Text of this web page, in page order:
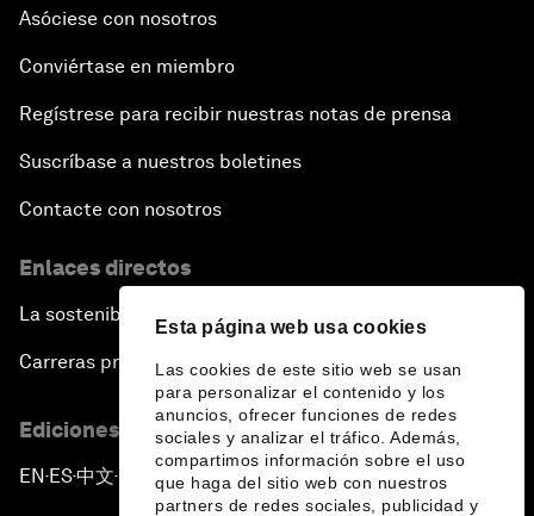
Esta página web usa cookies
Las cookies de este sitio web se usan
para personalizar el contenido y los
anuncios, ofrecer funciones de redes
sociales y analizar el tráfico. Además,
compartimos información sobre el uso
que haga del sitio web con nuestros
partners de redes sociales, publicidad y
Asóciese con nosotros
Conviértase en miembro
Regístrese para recibir nuestras notas de prensa
Suscríbase a nuestros boletines
Contacte con nosotros
Enlaces directos
La sostenibilidad en el Foro
Carreras profesionales
Ediciones en otros idiomas
EN ▪ES▪中文▪ 日本語